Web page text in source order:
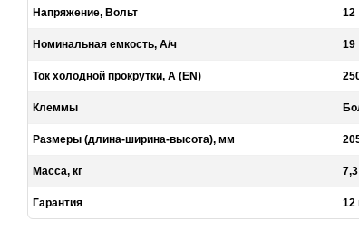
Напряжение, Вольт 12
Номинальная емкость, А/ч 19
Ток холодной прокрутки, А (EN)
Клеммы
Размеры (длина-ширина-высота), мм
Масса, кг 7,3
Гарантия 12